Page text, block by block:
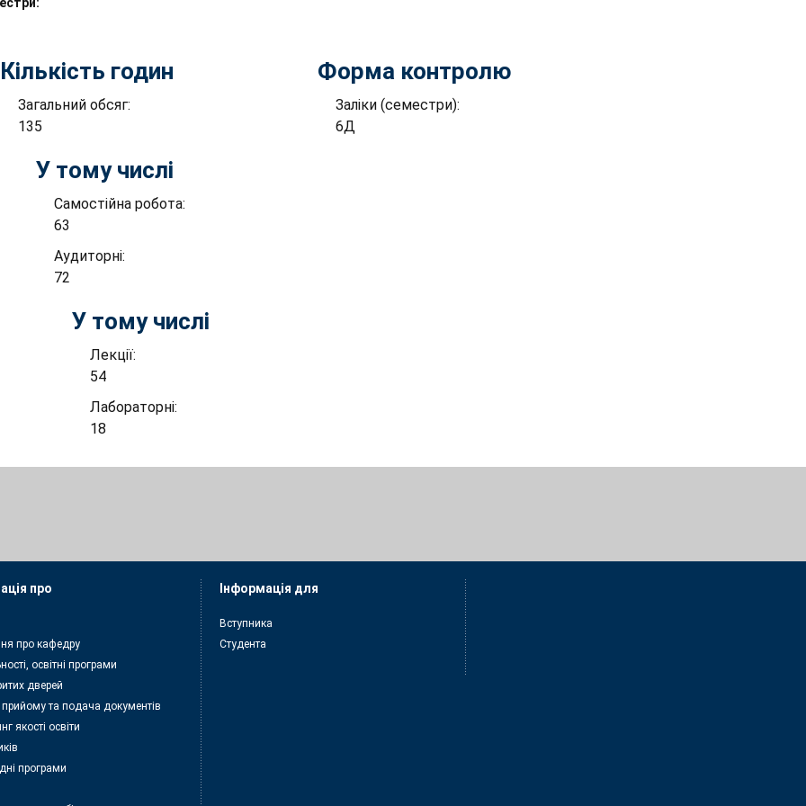
Кількість годин
Загальний обсяг:
135
У тому числі
Самостійна робота:
63
Аудиторні:
72
У тому числі
Лекції:
54
Лабораторні:
18
Форма контролю
Заліки (семестри):
6Д
про
про кафедру
освітні програми
дверей
та подача документiв
якості освіти
програми
Інформація для
Вступника
Студента